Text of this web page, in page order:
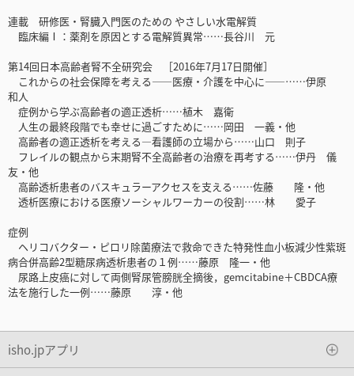
連載 研修医・腎臓入門医のための やさしい水電解質
臨床編Ⅰ：薬剤を原因とする電解質異常……長谷川 元
第14回日本高齢者腎不全研究会 ［2016年7月17日開催］
これからの社会保障を考える――医療・介護を中心に――……伊原
和人
症例から学ぶ高齢者の適正透析……植木 嘉衛
人生の最終段階でも幸せに過ごすために……岡田 一義・他
高齢者の適正透析を考える―看護師の立場から……山口 則子
フレイルの観点から末期腎不全高齢者の治療を再考する……伊丹 儀
友・他
高齢透析患者のバスキュラーアクセスを支える……佐藤 隆・他
透析医療における医療ソーシャルワーカーの役割……林 愛子
症例
ヘリコバクター・ピロリ除菌療法で救命できた特発性血小板減少性紫斑
病合併高齢2型糖尿病透析患者の１例……藤原 隆一・他
尿路上皮癌に対して両側腎尿管膀胱全摘後，gemcitabine＋CBDCA療
法を施行した一例……藤原 淳・他
isho.jpアプリ